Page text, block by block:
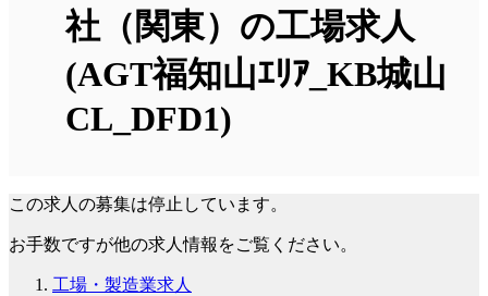
社（関東）の工場求人
(AGT福知山ｴﾘｱ_KB城山
CL_DFD1)
この求人の募集は停止しています。
お手数ですが他の求人情報をご覧ください。
工場・製造業求人